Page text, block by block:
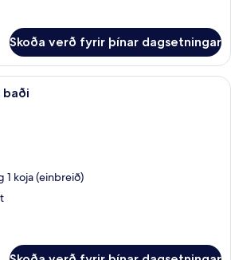
Skoða verð fyrir þínar dagsetningar
Fjölskyldusvíta - með baði |
baði
1 koja (einbreið)